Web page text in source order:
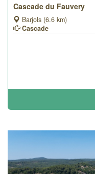
Cascade du Fauvery
Barjols (6.6 km)
Cascade